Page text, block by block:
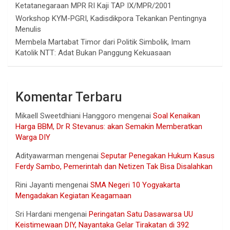
Ketatanegaraan MPR RI Kaji TAP IX/MPR/2001
Workshop KYM-PGRI, Kadisdikpora Tekankan Pentingnya
Menulis
Membela Martabat Timor dari Politik Simbolik, Imam
Katolik NTT: Adat Bukan Panggung Kekuasaan
Komentar Terbaru
Mikaell Sweetdhiani Hanggoro mengenai Soal Kenaikan
Harga BBM, Dr R Stevanus: akan Semakin Memberatkan
Warga DIY
Adityawarman mengenai Seputar Penegakan Hukum Kasus
Ferdy Sambo, Pemerintah dan Netizen Tak Bisa Disalahkan
Rini Jayanti mengenai SMA Negeri 10 Yogyakarta
Mengadakan Kegiatan Keagamaan
Sri Hardani mengenai Peringatan Satu Dasawarsa UU
Keistimewaan DIY, Nayantaka Gelar Tirakatan di 392